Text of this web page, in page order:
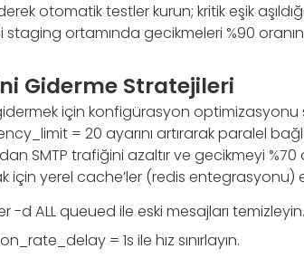
otomatik testler kurun; kritik eşik
ortamında gecikmeleri %90
Giderme Stratejileri
için konfigürasyon optimizasyonu
= 20 ayarını artırarak paralel
SMTP trafiğini azaltır ve gecikmeyi %70
için yerel cache’ler (redis entegrasyonu)
d ALL queued ile eski mesajları temizleyin.
= 1s ile hız sınırlayın.